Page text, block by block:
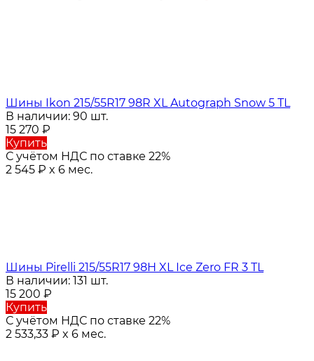
Шины Ikon 215/55R17 98R XL Autograph Snow 5 TL
В наличии: 90 шт.
15 270 ₽
Купить
С учётом НДС по ставке 22%
2 545 ₽ x 6 мес.
Шины Pirelli 215/55R17 98H XL Ice Zero FR 3 TL
В наличии: 131 шт.
15 200 ₽
Купить
С учётом НДС по ставке 22%
2 533,33 ₽ x 6 мес.